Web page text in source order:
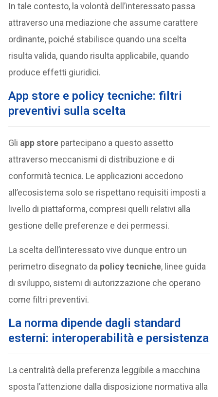
In tale contesto, la volontà dell’interessato passa
attraverso una mediazione che assume carattere
ordinante, poiché stabilisce quando una scelta
risulta valida, quando risulta applicabile, quando
produce effetti giuridici.
App store e policy tecniche: filtri
preventivi sulla scelta
Gli app store partecipano a questo assetto
attraverso meccanismi di distribuzione e di
conformità tecnica. Le applicazioni accedono
all’ecosistema solo se rispettano requisiti imposti a
livello di piattaforma, compresi quelli relativi alla
gestione delle preferenze e dei permessi.
La scelta dell’interessato vive dunque entro un
perimetro disegnato da policy tecniche, linee guida
di sviluppo, sistemi di autorizzazione che operano
come filtri preventivi.
La norma dipende dagli standard
esterni: interoperabilità e persistenza
La centralità della preferenza leggibile a macchina
sposta l’attenzione dalla disposizione normativa alla